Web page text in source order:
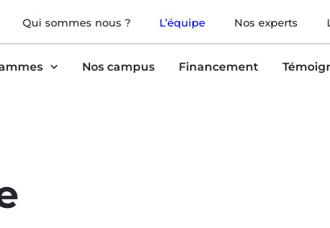
Qui sommes nous ? L’équipe Nos experts
Nos campus Financement